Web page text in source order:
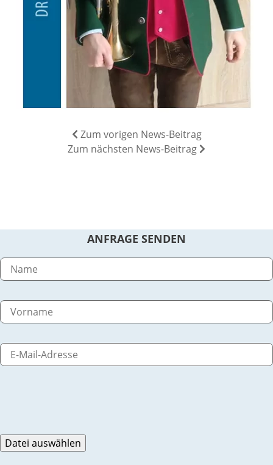
Zum vorigen News-Beitrag
Zum nächsten News-Beitrag
ANFRAGE SENDEN